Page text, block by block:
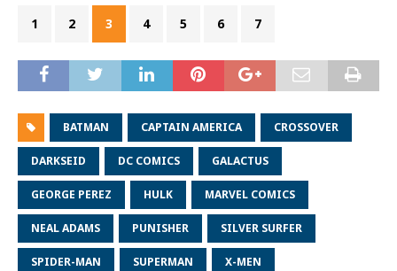
1 2 3 4 5 6 7
BATMAN CAPTAIN AMERICA CROSSOVER
DARKSEID DC COMICS GALACTUS
GEORGE PEREZ HULK MARVEL COMICS
NEAL ADAMS PUNISHER SILVER SURFER
SPIDER-MAN SUPERMAN X-MEN